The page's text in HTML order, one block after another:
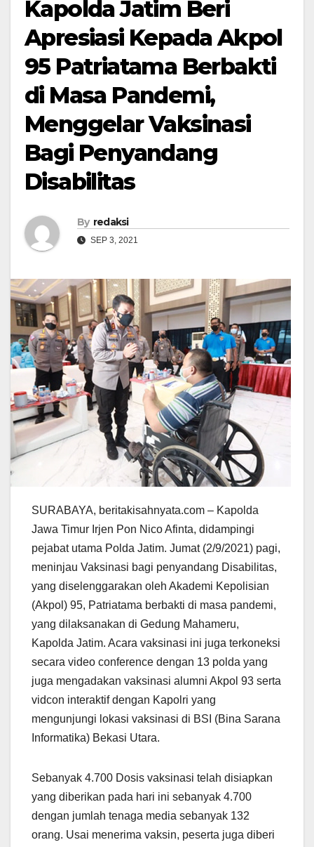
Kapolda Jatim Beri
Apresiasi Kepada Akpol
95 Patriatama Berbakti
di Masa Pandemi,
Menggelar Vaksinasi
Bagi Penyandang
Disabilitas
By redaksi
SEP 3, 2021
SURABAYA, beritakisahnyata.com – Kapolda
Jawa Timur Irjen Pon Nico Afinta, didampingi
pejabat utama Polda Jatim. Jumat (2/9/2021) pagi,
meninjau Vaksinasi bagi penyandang Disabilitas,
yang diselenggarakan oleh Akademi Kepolisian
(Akpol) 95, Patriatama berbakti di masa pandemi,
yang dilaksanakan di Gedung Mahameru,
Kapolda Jatim. Acara vaksinasi ini juga terkoneksi
secara video conference dengan 13 polda yang
juga mengadakan vaksinasi alumni Akpol 93 serta
vidcon interaktif dengan Kapolri yang
mengunjungi lokasi vaksinasi di BSI (Bina Sarana
Informatika) Bekasi Utara.
Sebanyak 4.700 Dosis vaksinasi telah disiapkan
yang diberikan pada hari ini sebanyak 4.700
dengan jumlah tenaga media sebanyak 132
orang. Usai menerima vaksin, peserta juga diberi